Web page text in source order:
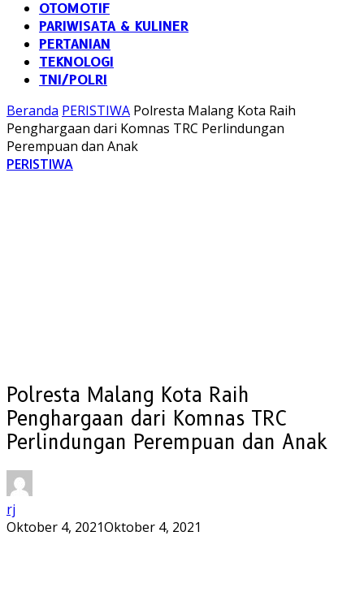
OTOMOTIF
PARIWISATA & KULINER
PERTANIAN
TEKNOLOGI
TNI/POLRI
Beranda PERISTIWA Polresta Malang Kota Raih
Penghargaan dari Komnas TRC Perlindungan
Perempuan dan Anak
PERISTIWA
Polresta Malang Kota Raih
Penghargaan dari Komnas TRC
Perlindungan Perempuan dan Anak
rj
Oktober 4, 2021Oktober 4, 2021